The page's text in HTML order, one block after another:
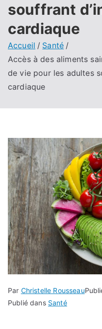
souffrant
cardiaque
Accueil
Santé
Accès à des aliments
de vie pour les adultes
cardiaque
Par Christelle Rousseau
Publié dans Santé